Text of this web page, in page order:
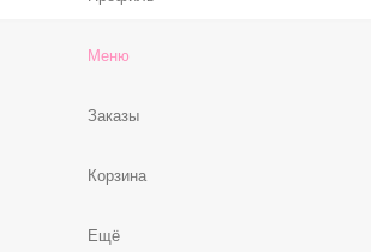
Меню
Заказы
Корзина
Ещё